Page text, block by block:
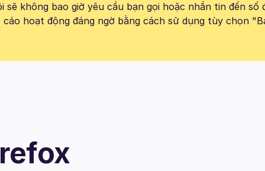
sẽ không bao giờ yêu cầu bạn gọi hoặc nhắn tin đến số
hoạt động đáng ngờ bằng cách sử dụng tùy chọn